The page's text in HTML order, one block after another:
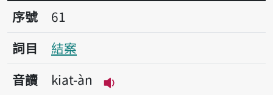
序號61結案
序號
61
詞目
結案
音讀
kiat-àn